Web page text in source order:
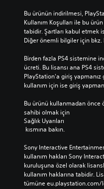
Bu ürünün indirilmesi,
Kullanım Koşulları ile bu
tabidir. Şartları kabul etmek
Diğer önemli bilgiler için bkz.
Birden fazla PS4 sistemine
ücreti. Bu lisansı ana PS4
PlayStation'a giriş
kullanım için ise giriş
Bu ürünü kullanmadan önce
sahibi olmak için
Sağlık Uyarıları
kısmına bakın.
Sony Interactive
kullanım hakları Sony
kuruluşuna özel olarak
kullanım haklarına tabidir.
tümüne